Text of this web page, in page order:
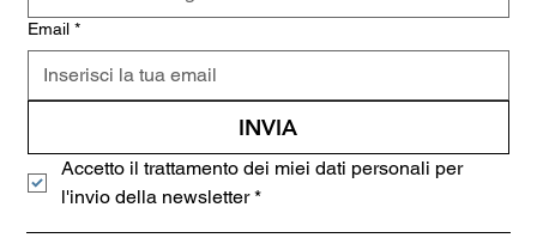
Email *
INVIA
Accetto il trattamento dei miei dati personali per
l'invio della newsletter *